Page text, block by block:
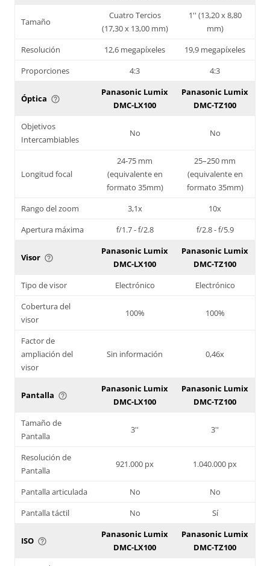
Tamaño
Cuatro Tercios
(17,30 x 13,00 mm)
1'' (13,20 x 8,80
mm)
Resolución
12,6 megapíxeles
19,9 megapíxeles
Proporciones
4:3 4:3
Óptica help_outline
Panasonic Lumix
DMC-LX100
Panasonic Lumix
DMC-TZ100
Objetivos
Intercambiables
No No
Longitud focal
24-75 mm
(equivalente en
formato 35mm)
25–250 mm
(equivalente en
formato 35mm)
Rango del zoom
3,1x
10x
Apertura máxima
f/1.7 - f/2.8 f/2.8 - f/5.9
Visor help_outline
Panasonic Lumix
DMC-LX100
Panasonic Lumix
DMC-TZ100
Tipo de visor
Electrónico
Electrónico
Cobertura del
visor
100% 100%
Factor de
ampliación del
visor
Sin información 0,46x
Pantalla help_outline
Panasonic Lumix
DMC-LX100
Panasonic Lumix
DMC-TZ100
Tamaño de
Pantalla
3'' 3''
Resolución de
Pantalla
921.000 px 1.040.000 px
Pantalla articulada No
No
Pantalla táctil
No Sí
ISO help_outline
Panasonic Lumix
DMC-LX100
Panasonic Lumix
DMC-TZ100